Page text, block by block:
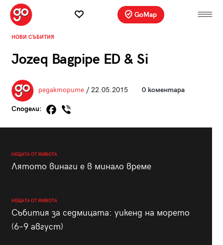
GoMap
НОВИ СЪБИТИЯ
Jozeq Bagpipe ED & Si
редакторите/ 22.05.2015 0 коментара
Сподели:
НЕЩАТА ОТ ЖИВОТА
Лятото винаги е в минало време
НЕЩАТА ОТ ЖИВОТА
Събития за седмицата: уикенд на морето
(6–9 август)